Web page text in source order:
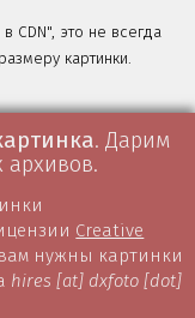
CDN", это не всегда
картинки.
. Дарим
архивов.
Creative
нужны картинки
hires [at] dxfoto [dot]